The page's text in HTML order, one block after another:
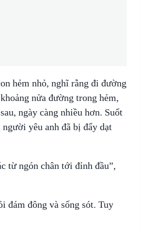
hẻm nhỏ, nghĩ rằng đi đường
nửa đường trong hẻm,
ngày càng nhiều hơn. Suốt
yêu anh đã bị đẩy dạt
từ ngón chân tới đỉnh đầu”,
đám đông và sống sót. Tuy